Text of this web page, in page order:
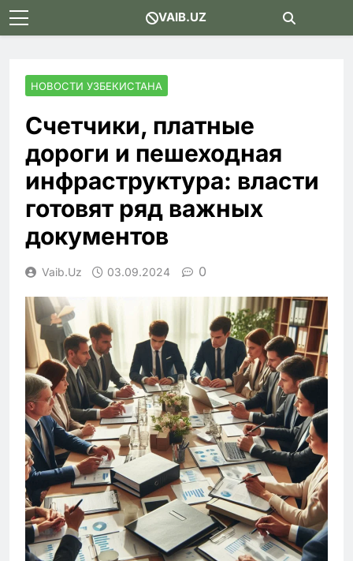
Skip
to
VAIB.UZ
НОВОСТИ УЗБЕКИСТАНА
Счетчики, платные
дороги и пешеходная
инфраструктура: власти
готовят ряд важных
документов
Vaib.uz 03.09.2024 0